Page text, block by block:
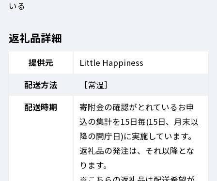
いる
返礼品詳細
提供元
Little Happiness
配送方法
［常温］
配送時期
寄附金の確認がとれているお申
込の集計を15日毎(15日、月末以
降の開庁日)に実施しています。
返礼品の発注は、それ以降とな
ります。